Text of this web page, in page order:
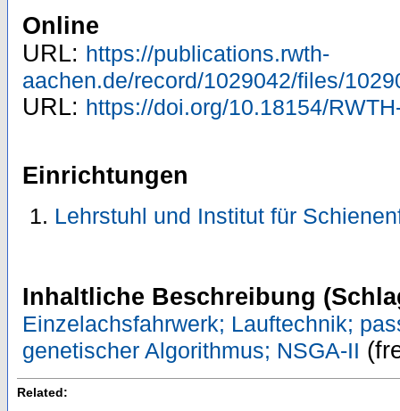
Online
URL: https://publications.rwth-
aachen.de/record/1029042/files/
URL: https://doi.org/10.18154/
Einrichtungen
Lehrstuhl und Institut für
Inhaltliche Beschreibung
Einzelachsfahrwerk; Lauftechnik;
genetischer Algorithmus; NSGA-II
Related: